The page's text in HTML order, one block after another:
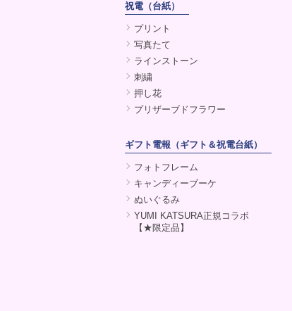
祝電（台紙）
プリント
写真たて
ラインストーン
刺繍
押し花
プリザーブドフラワー
ギフト電報（ギフト＆祝電台紙）
フォトフレーム
キャンディーブーケ
ぬいぐるみ
YUMI KATSURA正規コラボ
【★限定品】